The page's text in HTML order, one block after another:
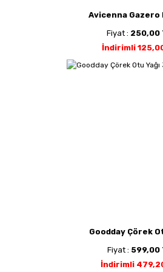
Avicenna Gazero
Fiyat : 250,00
İndirimli
Goodday Çörek
Fiyat : 599,00
İndirimli